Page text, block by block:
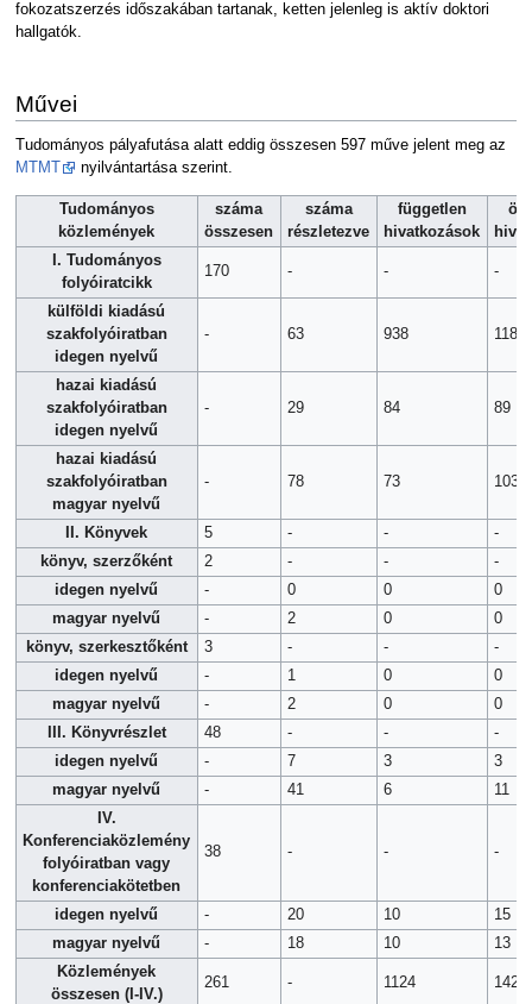
fokozatszerzés időszakában tartanak, ketten jelenleg is aktív doktori
hallgatók.
Művei
Tudományos pályafutása alatt eddig összesen 597 műve jelent meg az
MTMT
nyilvántartása szerint.
Tudományos
közlemények
száma
összesen
száma
részletezve
független
hivatkozások
I. Tudományos
folyóiratcikk
170 - - -
külföldi kiadású
szakfolyóiratban
idegen nyelvű
- 63 938 1187
hazai kiadású
szakfolyóiratban
idegen nyelvű
- 29 84 89
hazai kiadású
szakfolyóiratban
magyar nyelvű
- 78 73 103
II. Könyvek 5 - -
-
könyv, szerzőként
2 - -
-
idegen nyelvű
- 0 0
0
magyar nyelvű
- 2 0
0
könyv, szerkesztőként
3 - -
-
idegen nyelvű
- 1 0
0
magyar nyelvű
- 2 0
0
III. Könyvrészlet
48 - -
-
idegen nyelvű
- 7 3
3
magyar nyelvű
- 41 6
11
IV.
Konferenciaközlemény
folyóiratban vagy
konferenciakötetben
38 - - -
idegen nyelvű - 20 10
15
magyar nyelvű
- 18 10
13
Közlemények
összesen (I-IV.)
261 - 1124 1421